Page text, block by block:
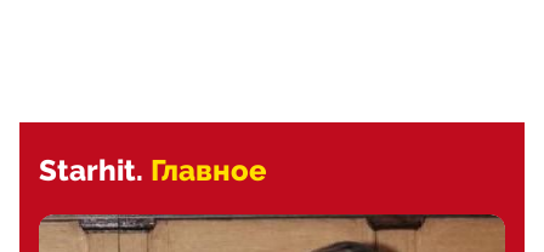
Starhit. Главное